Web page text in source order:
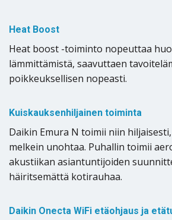
Heat Boost
Heat boost -toiminto nopeuttaa
lämmittämistä, saavuttaen
poikkeuksellisen nopeasti.
Kuiskauksenhiljainen toiminta
Daikin Emura N toimii niin
melkein unohtaa. Puhallin toimii
akustiikan asiantuntijoiden
häiritsemättä kotirauhaa.
Daikin Onecta WiFi etäohjaus ja